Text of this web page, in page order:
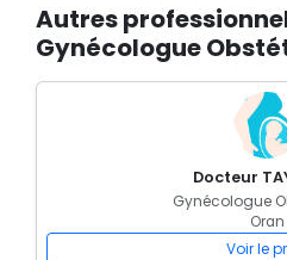
Autres
Gynécologue
Docteur
Gynécologue
Oran
Voir le